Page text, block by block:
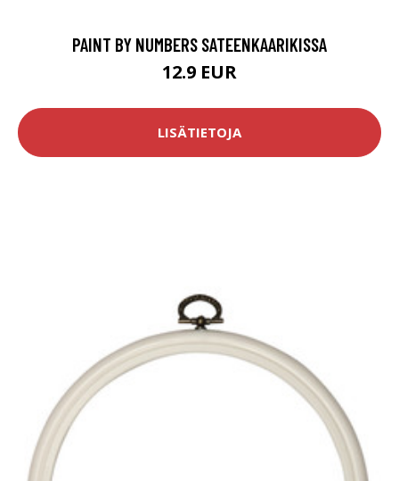
PAINT BY NUMBERS SATEENKAARIKISSA
12.9 EUR
LISÄTIETOJA